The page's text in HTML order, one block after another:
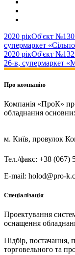
2020 рікОб'єкт №130
супермаркет
2020 рікОб'єкт
26-в, супермаркет
Про компанію
Компанія «ПроК»
обладнання
м. Київ, провулок
Тел./факс: +38 (067)
E-mail: holod@pro-
Спеціалізація
Проектування
оснащення
Підбір, постачання,
торговельного та